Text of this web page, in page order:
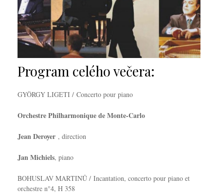
Program celého večera:
GYÖRGY LIGETI / Concerto pour piano
Orchestre Philharmonique de Monte-Carlo
Jean Deroyer , direction
Jan Michiels, piano
BOHUSLAV MARTINŮ / Incantation, concerto pour piano et
orchestre n°4, H 358